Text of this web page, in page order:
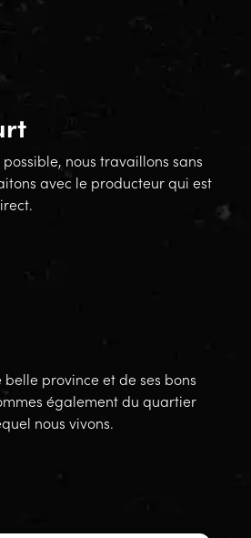
nous travaillons sans
avec le producteur qui est
province et de ses bons
également du quartier
nous vivons.